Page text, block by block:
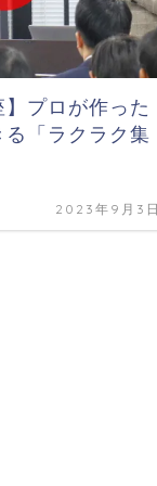
】プロが作った
「ラクラク集
2023年9月3